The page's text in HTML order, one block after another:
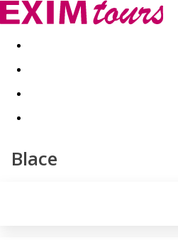
Akční nabídky Last minute
Blace